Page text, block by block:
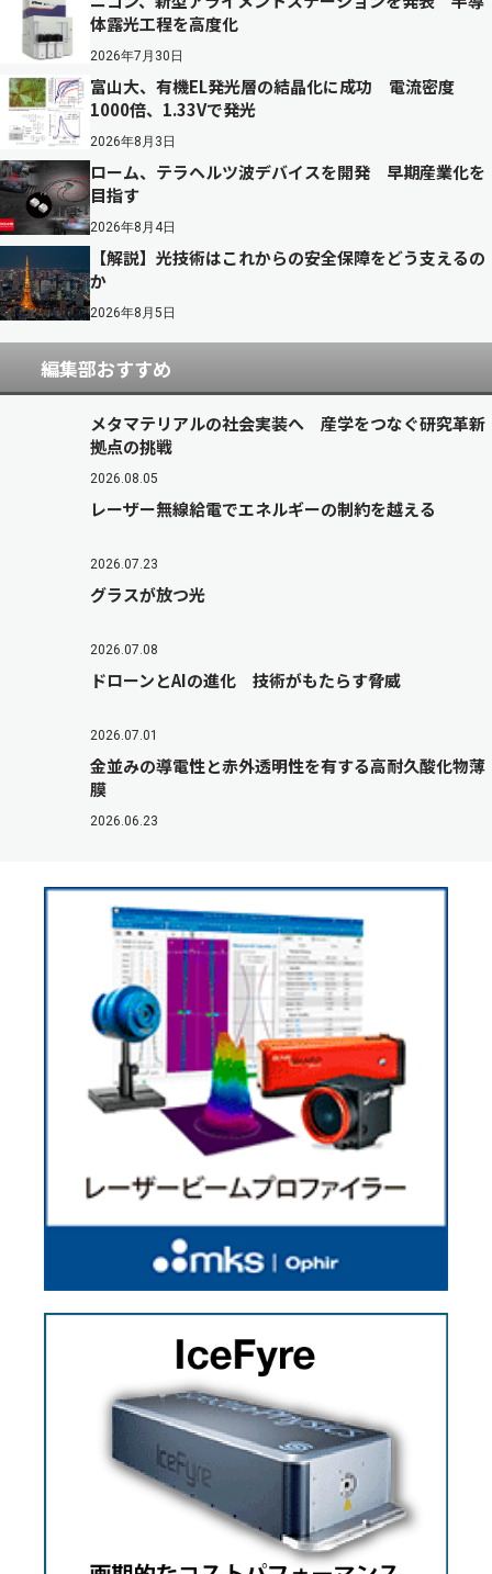
体露光工程を高度化
2026年7月30日
富山大、有機EL発光層の結晶化に成功 電流密度
1000倍、1.33Vで発光
2026年8月3日
ローム、テラヘルツ波デバイスを開発 早期産業化を
目指す
2026年8月4日
【解説】光技術はこれからの安全保障をどう支えるの
か
2026年8月5日
編集部おすすめ
メタマテリアルの社会実装へ 産学をつなぐ研究革新
拠点の挑戦
2026.08.05
レーザー無線給電でエネルギーの制約を越える
2026.07.23
グラスが放つ光
2026.07.08
ドローンとAIの進化 技術がもたらす脅威
2026.07.01
金並みの導電性と赤外透明性を有する高耐久酸化物薄
膜
2026.06.23